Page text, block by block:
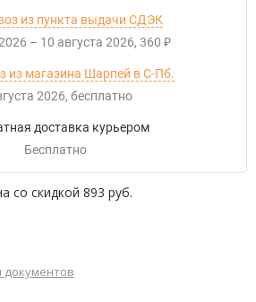
из пункта выдачи СДЭК
– 10 августа 2026 360 ₽
из магазина Шарпей в С-Пб.
2026
Бесплатно
доставка курьером
Бесплатно
со скидкой 893 руб.
документов